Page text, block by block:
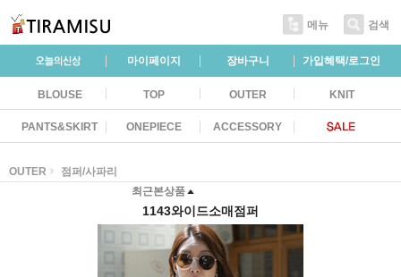
메뉴 검색
마이페이지 장바구니 가입혜택/로그인
BLOUSE TOP OUTER KNIT
PANTS&SKIRT ONEPIECE ACCESSORY
OUTER
점퍼/사파리
최근본상품
1143와이드소매점퍼